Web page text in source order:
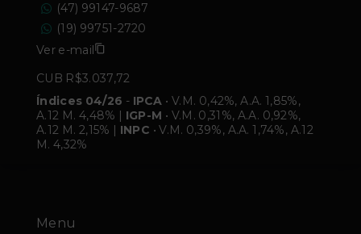
Menu
(47) 99147-9687
(19) 99751-2720
Ver e-mail
CUB R$3.037,72
Índices 04/26 - IPCA • V.M. 0,42%, A.A. 1,85%,
A.12 M. 4,48% | IGP-M • V.M. 0,31%, A.A. 0,92%,
A.12 M. 2,15% | INPC • V.M. 0,39%, A.A. 1,74%, A.12
M. 4,32%